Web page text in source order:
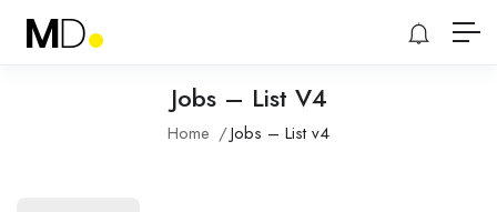
Jobs – List V4
Home Jobs – List v4